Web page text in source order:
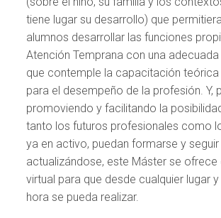
tiene lugar su desarrollo) que
alumnos desarrollar las funciones
Atención Temprana con una
que contemple la capacitación
para el desempeño de la profesión. Y,
promoviendo y facilitando la
tanto los futuros profesionales como
ya en activo, puedan formarse y seguir
actualizándose, este Máster se ofrece
virtual para que desde cualquier lugar
hora se pueda realizar.